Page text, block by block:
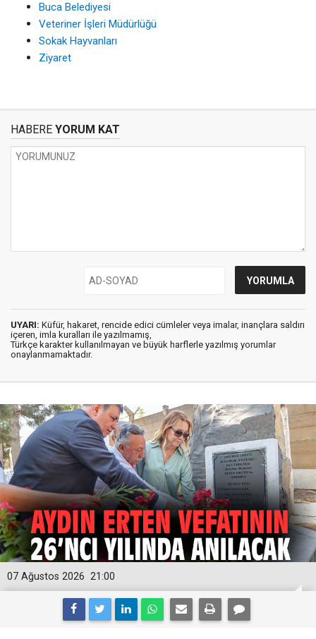
Buca Belediyesi
Veteriner İşleri Müdürlüğü
Sokak Hayvanları
Ziyaret
HABERE YORUM KAT
UYARI: Küfür, hakaret, rencide edici cümleler veya imalar, inançlara saldırı
içeren, imla kuralları ile yazılmamış,
Türkçe karakter kullanılmayan ve büyük harflerle yazılmış yorumlar
onaylanmamaktadır.
21:00
07 Ağustos 2026